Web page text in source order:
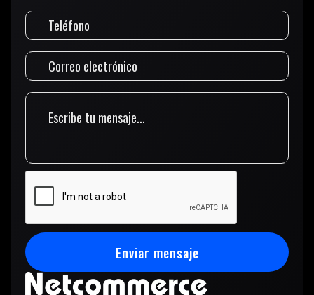
Enviar mensaje
Enviar mensaje